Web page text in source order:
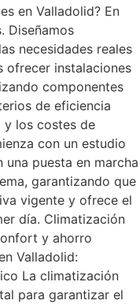
en Valladolid? En
Diseñamos
necesidades reales
ofrecer instalaciones
componentes
de eficiencia
y los costes de
con un estudio
puesta en marcha
garantizando que
vigente y ofrece el
día. Climatización
y ahorro
Valladolid:
La climatización
para garantizar el